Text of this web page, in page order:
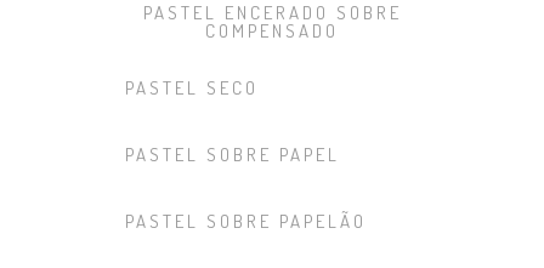
PASTEL ENCERADO SOBRE
COMPENSADO
PASTEL SECO
PASTEL SOBRE PAPEL
PASTEL SOBRE PAPELÃO